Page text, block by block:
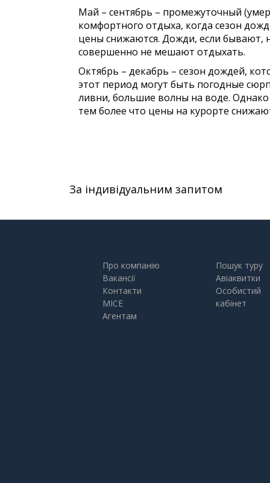
Май – сентябрь – промежуточный
комфортного отдыха, когда сезон
цены снижаются. Дожди, если бывают,
совершенно не мешают отдыхать.
Октябрь – декабрь – сезон дождей,
этот период могут быть погодные
ливни, большие волны на воде.
тем более что цены на курорте
За індивідуальним запитом
Про компанію
Вакансії
Контакти
MICE
Агентам
Пошук туру
Авіаквитки
Особистий
кабінет